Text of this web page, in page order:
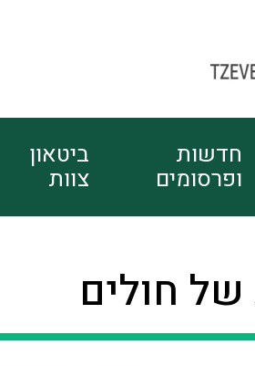
חדשות
ופרסומים
ביטאון
צוות
חולים